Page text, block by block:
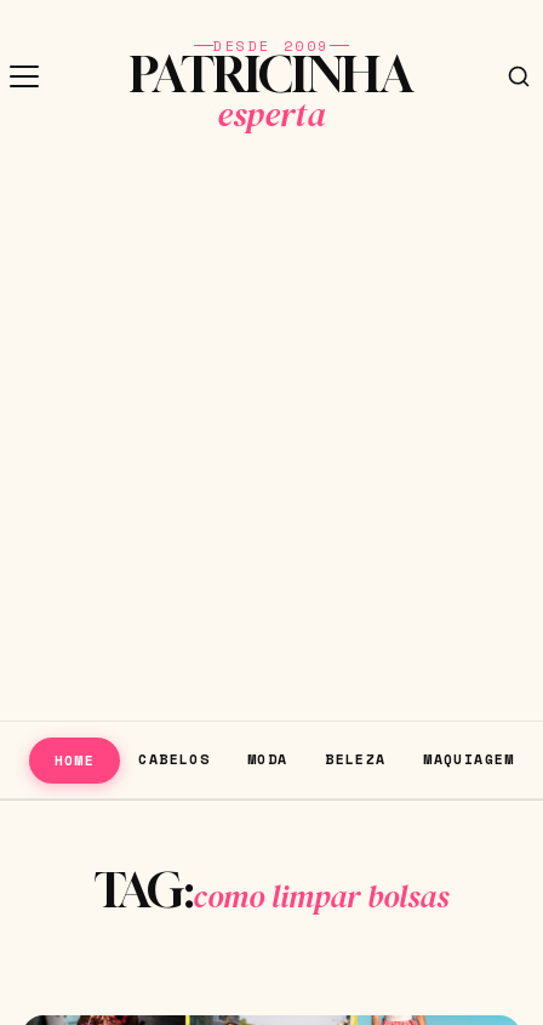
DESDE 2009
PATRICINHA
esperta
HOME CABELOS MODA BELEZA MAQUIAGEM
TAG:como limpar bolsas